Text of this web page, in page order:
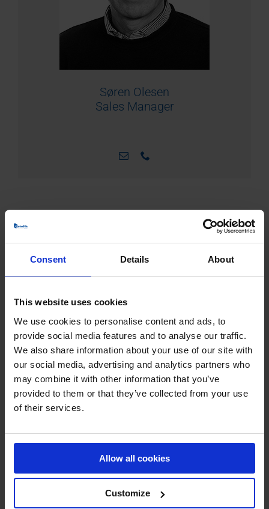
Consent Details About
This website uses cookies
We use cookies to personalise content and ads, to
provide social media features and to analyse our traffic.
We also share information about your use of our site with
our social media, advertising and analytics partners who
may combine it with other information that you’ve
provided to them or that they’ve collected from your use
of their services.
Allow all cookies
Customize
Søren Olesen
Sales Manager
Eksempler på leverede ventilatorer til
denne industri
VENTILATOR TIL SKIBSKEDEL